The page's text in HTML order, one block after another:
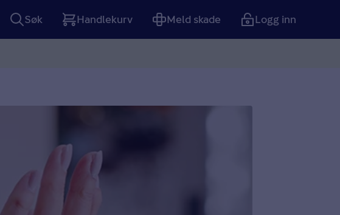
Søk
Handlekurv
Meld skade Logg inn